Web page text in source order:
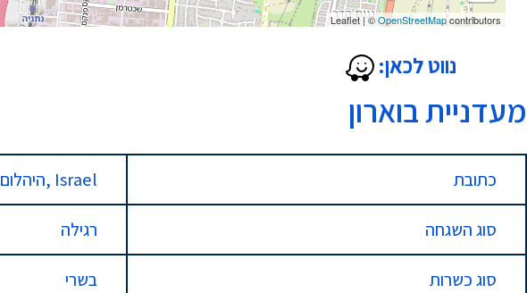
Leaflet|©OpenStreetMapcontributors
נווט לכאן:
מעדניית בוארון
כתובת 2 היהלום, נתניה, Israel
סוג השגחה רגילה
סוג כשרות בשרי